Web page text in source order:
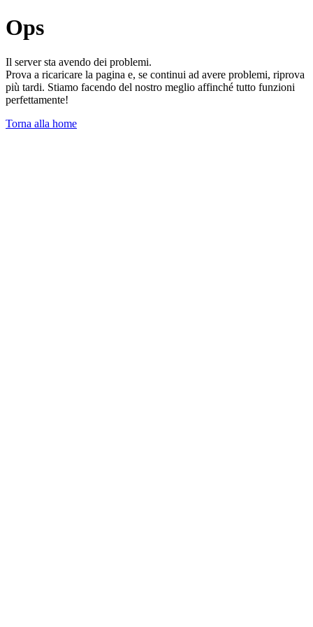
Ops
Il server sta avendo dei problemi.
Prova a ricaricare la pagina e, se continui ad avere problemi, riprova
più tardi. Stiamo facendo del nostro meglio affinché tutto funzioni
perfettamente!
Torna alla home